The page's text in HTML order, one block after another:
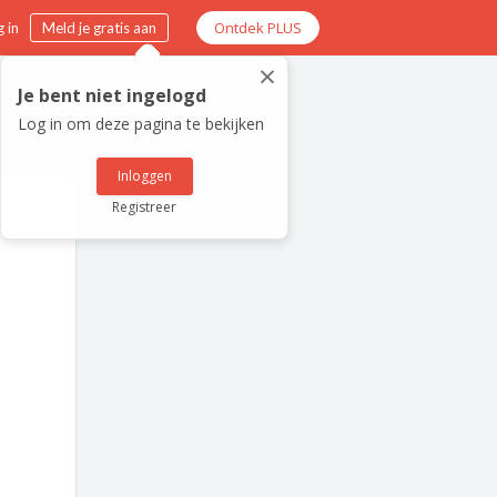
in Meld je gratis aan Ontdek PLUS
×
Je bent niet ingelogd
Log in om deze pagina te bekijken
Inloggen
Registreer